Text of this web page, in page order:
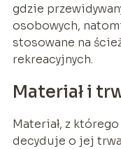
gdzie
osobowych,
stosowane na
rekreacyjnych.
Materiał i
Materiał, z
decyduje o jej